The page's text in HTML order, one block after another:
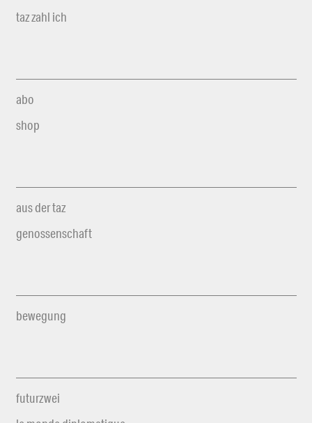
taz zahl ich
abo
shop
aus der taz
genossenschaft
bewegung
futurzwei